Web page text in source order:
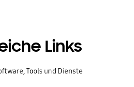
Links
Tools und Dienste